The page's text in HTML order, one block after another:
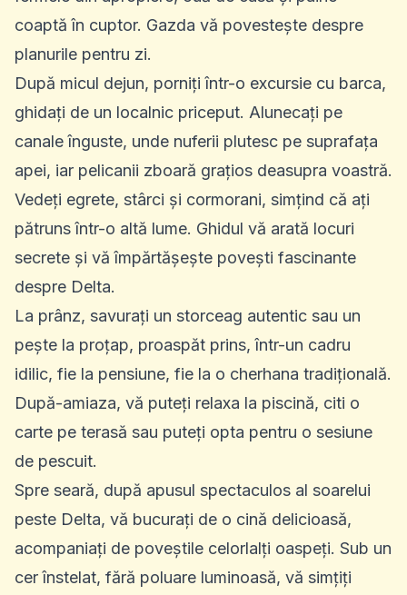
coaptă în cuptor. Gazda vă povestește despre
planurile pentru zi.
După micul dejun, porniți într-o excursie cu barca,
ghidați de un localnic priceput. Alunecați pe
canale înguste, unde nuferii plutesc pe suprafața
apei, iar pelicanii zboară grațios deasupra voastră.
Vedeți egrete, stârci și cormorani, simțind că ați
pătruns într-o altă lume. Ghidul vă arată locuri
secrete și vă împărtășește povești fascinante
despre Delta.
La prânz, savurați un storceag autentic sau un
pește la proțap, proaspăt prins, într-un cadru
idilic, fie la pensiune, fie la o cherhana tradițională.
După-amiaza, vă puteți relaxa la piscină, citi o
carte pe terasă sau puteți opta pentru o sesiune
de pescuit.
Spre seară, după apusul spectaculos al soarelui
peste Delta, vă bucurați de o cină delicioasă,
acompaniați de poveștile celorlalți oaspeți. Sub un
cer înstelat, fără poluare luminoasă, vă simțiți